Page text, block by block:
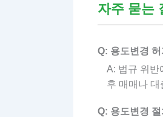
자주 묻는
Q: 용도변경
A: 법규 위반
후 매매나
Q: 용도변경